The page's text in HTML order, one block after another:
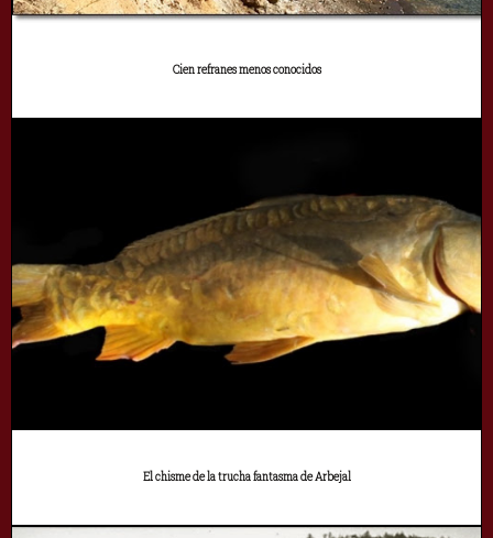
Cien refranes menos conocidos
El chisme de la trucha fantasma de Arbejal